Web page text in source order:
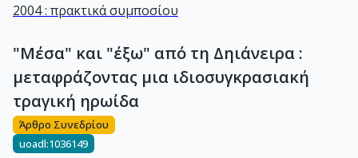
2004 : πρακτικά συμποσίου
"Μέσα" και "έξω" από τη Δηιάνειρα :
μεταφράζοντας μια ιδιοσυγκρασιακή
τραγική ηρωίδα
Άρθρο Συνεδρίου
uoadl:1036149